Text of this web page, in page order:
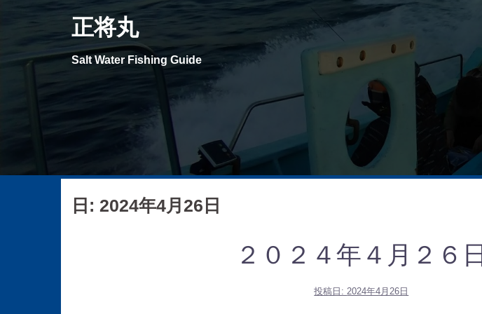
ッ
正将丸
Salt Water Fishing Guide
日: 2024年4月26日
２０２４年４月２６日
投稿日:2024年4月26日